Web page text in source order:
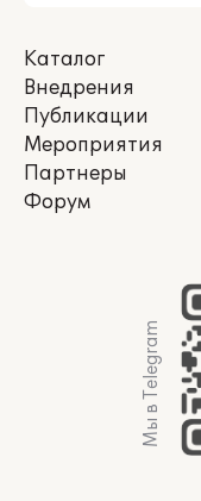
Каталог
Внедрения
Публикации
Мероприятия
Партнеры
Форум
Мы в Telegram